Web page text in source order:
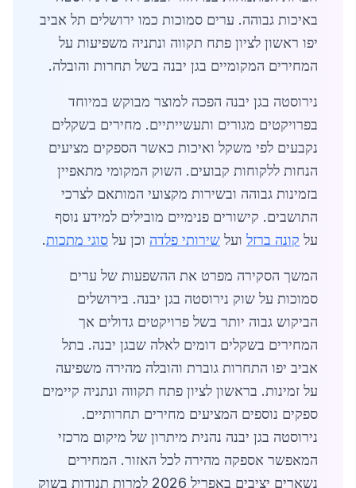
באיכות גבוהה. ערים סמוכות כמו ירושלים תל אביב
יפו ראשון לציון פתח תקווה ונתניה משפיעות על
המחירים המקומיים בגן יבנה בשל תחרות והובלה.
נירוסטה בגן יבנה הפכה למוצר מבוקש במיוחד
בפרויקטים מגורים ותעשייתיים. מחירים בשקלים
נקבעים לפי משקל ואיכות כאשר הספקים מציעים
הנחות ללקוחות קבועים. השוק המקומי מתאפיין
בזמינות גבוהה ובשירות מקצועי המותאם לצרכי
התושבים. קישורים פנימיים מובילים למידע נוסף
על קונה ברזל ועל שירותי פלדה וכן על סוגי מתכות.
המשך הסקירה מפרט את ההשפעות של ערים
סמוכות על שוק נירוסטה בגן יבנה. בירושלים
הביקוש גבוה יותר בשל פרויקטים גדולים אך
המחירים בשקלים דומים לאלה שבגן יבנה. בתל
אביב יפו התחרות גוברת והובלה מהירה משפיעה
על זמינות. בראשון לציון פתח תקווה ונתניה קיימים
ספקים נוספים המציעים מחירים תחרותיים.
נירוסטה בגן יבנה נהנית מיתרון של מיקום מרכזי
המאפשר אספקה מהירה לכל האזור. המחירים
נשארים יציבים באפריל 2026 למרות תנודות בשוק